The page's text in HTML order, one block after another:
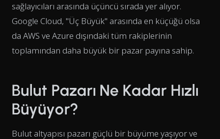
sağlayıcıları arasında üçüncü sırada yer alıyor.
Google Cloud, "Üç Büyük" arasında en küçüğü olsa
da AWS ve Azure dışındaki tüm rakiplerinin
toplamından daha büyük bir pazar payına sahip.
Bulut Pazarı Ne Kadar Hızlı
Büyüyor?
Bulut altyapısı pazarı güçlü bir büyüme yaşıyor ve